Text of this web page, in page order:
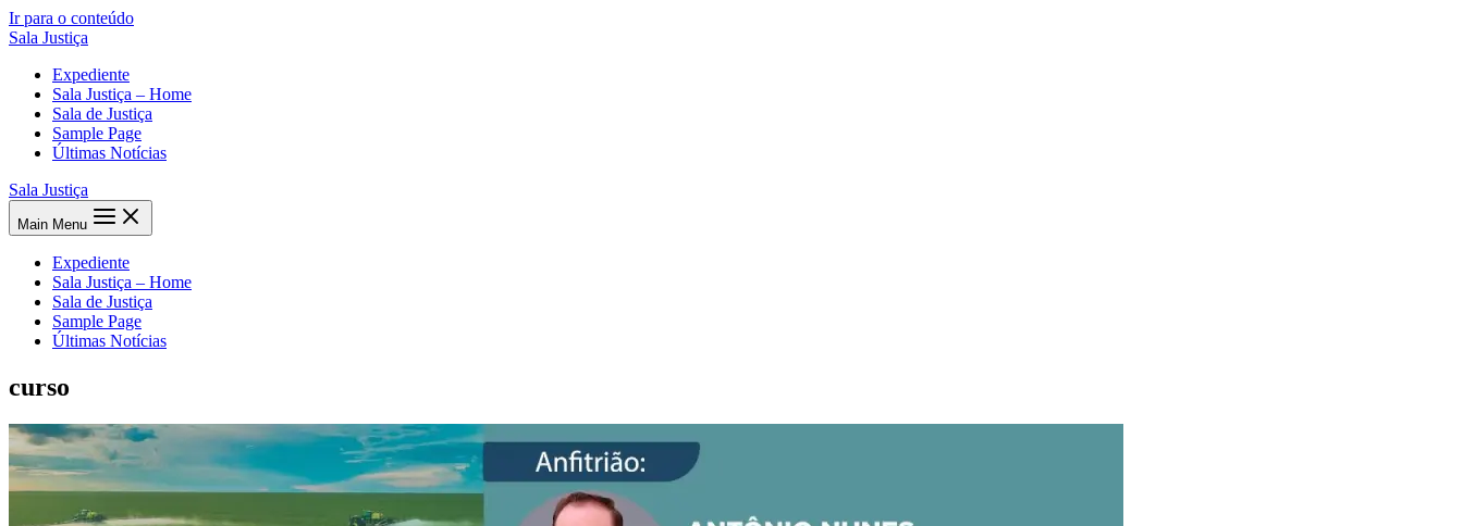
Ir para o conteúdo
Sala Justiça
Expediente
Sala Justiça – Home
Sala de Justiça
Sample Page
Últimas Notícias
Sala Justiça
Main Menu
Expediente
Sala Justiça – Home
Sala de Justiça
Sample Page
Últimas Notícias
curso